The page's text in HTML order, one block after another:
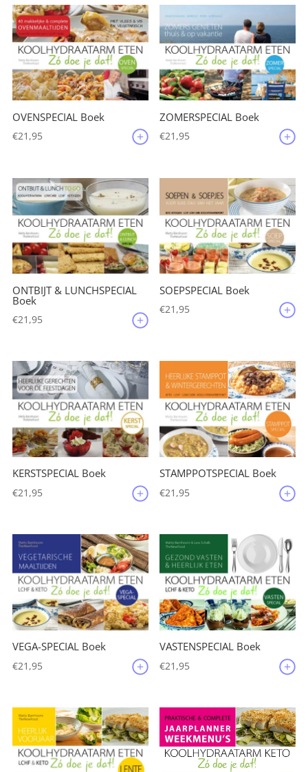
OVENSPECIAL Boek
€21,95
ZOMERSPECIAL Boek
€21,95
ONTBIJT & LUNCHSPECIAL
Boek
€21,95
SOEPSPECIAL Boek
€21,95
KERSTSPECIAL Boek
€21,95
STAMPPOTSPECIAL Boek
€21,95
VEGA-SPECIAL Boek
€21,95
VASTENSPECIAL Boek
€21,95